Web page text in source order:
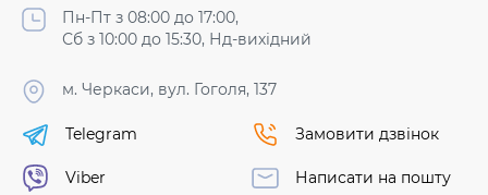
Пн-Пт з 08:00 до 17:00,
Сб з 10:00 до 15:30, Нд-вихідний
м. Черкаси, вул. Гоголя, 137
Telegram
Viber
Замовити дзвінок
Написати на пошту